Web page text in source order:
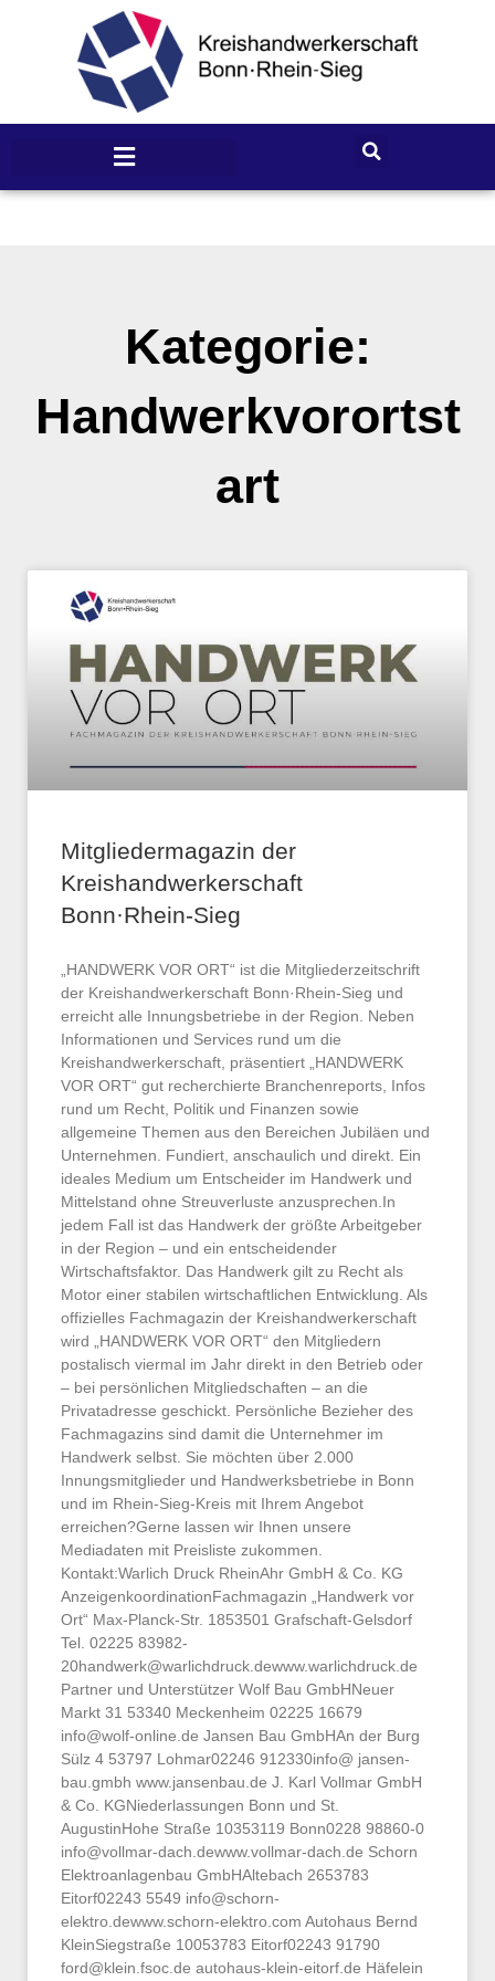
Kategorie:
Handwerkvorortst
art
Mitgliedermagazin der
Kreishandwerkerschaft
Bonn·Rhein-Sieg
„HANDWERK VOR ORT“ ist die Mitgliederzeitschrift
der Kreishandwerkerschaft Bonn·Rhein-Sieg und
erreicht alle Innungsbetriebe in der Region. Neben
Informationen und Services rund um die
Kreishandwerkerschaft, präsentiert „HANDWERK
VOR ORT“ gut recherchierte Branchenreports, Infos
rund um Recht, Politik und Finanzen sowie
allgemeine Themen aus den Bereichen Jubiläen und
Unternehmen. Fundiert, anschaulich und direkt. Ein
ideales Medium um Entscheider im Handwerk und
Mittelstand ohne Streuverluste anzusprechen.In
jedem Fall ist das Handwerk der größte Arbeitgeber
in der Region – und ein entscheidender
Wirtschaftsfaktor. Das Handwerk gilt zu Recht als
Motor einer stabilen wirtschaftlichen Entwicklung. Als
offizielles Fachmagazin der Kreishandwerkerschaft
wird „HANDWERK VOR ORT“ den Mitgliedern
postalisch viermal im Jahr direkt in den Betrieb oder
– bei persönlichen Mitgliedschaften – an die
Privatadresse geschickt. Persönliche Bezieher des
Fachmagazins sind damit die Unternehmer im
Handwerk selbst. Sie möchten über 2.000
Innungsmitglieder und Handwerksbetriebe in Bonn
und im Rhein-Sieg-Kreis mit Ihrem Angebot
erreichen?Gerne lassen wir Ihnen unsere
Mediadaten mit Preisliste zukommen.
Kontakt:Warlich Druck RheinAhr GmbH & Co. KG
AnzeigenkoordinationFachmagazin „Handwerk vor
Ort“ Max-Planck-Str. 1853501 Grafschaft-Gelsdorf
Tel. 02225 83982-
20handwerk@warlichdruck.dewww.warlichdruck.de
Partner und Unterstützer Wolf Bau GmbHNeuer
Markt 31 53340 Meckenheim 02225 16679
info@wolf-online.de Jansen Bau GmbHAn der Burg
Sülz 4 53797 Lohmar02246 912330info@ jansen-
bau.gmbh www.jansenbau.de J. Karl Vollmar GmbH
& Co. KGNiederlassungen Bonn und St.
AugustinHohe Straße 10353119 Bonn0228 98860-0
info@vollmar-dach.dewww.vollmar-dach.de Schorn
Elektroanlagenbau GmbHAltebach 2653783
Eitorf02243 5549 info@schorn-
elektro.dewww.schorn-elektro.com Autohaus Bernd
KleinSiegstraße 10053783 Eitorf02243 91790
ford@klein.fsoc.de autohaus-klein-eitorf.de Häfelein